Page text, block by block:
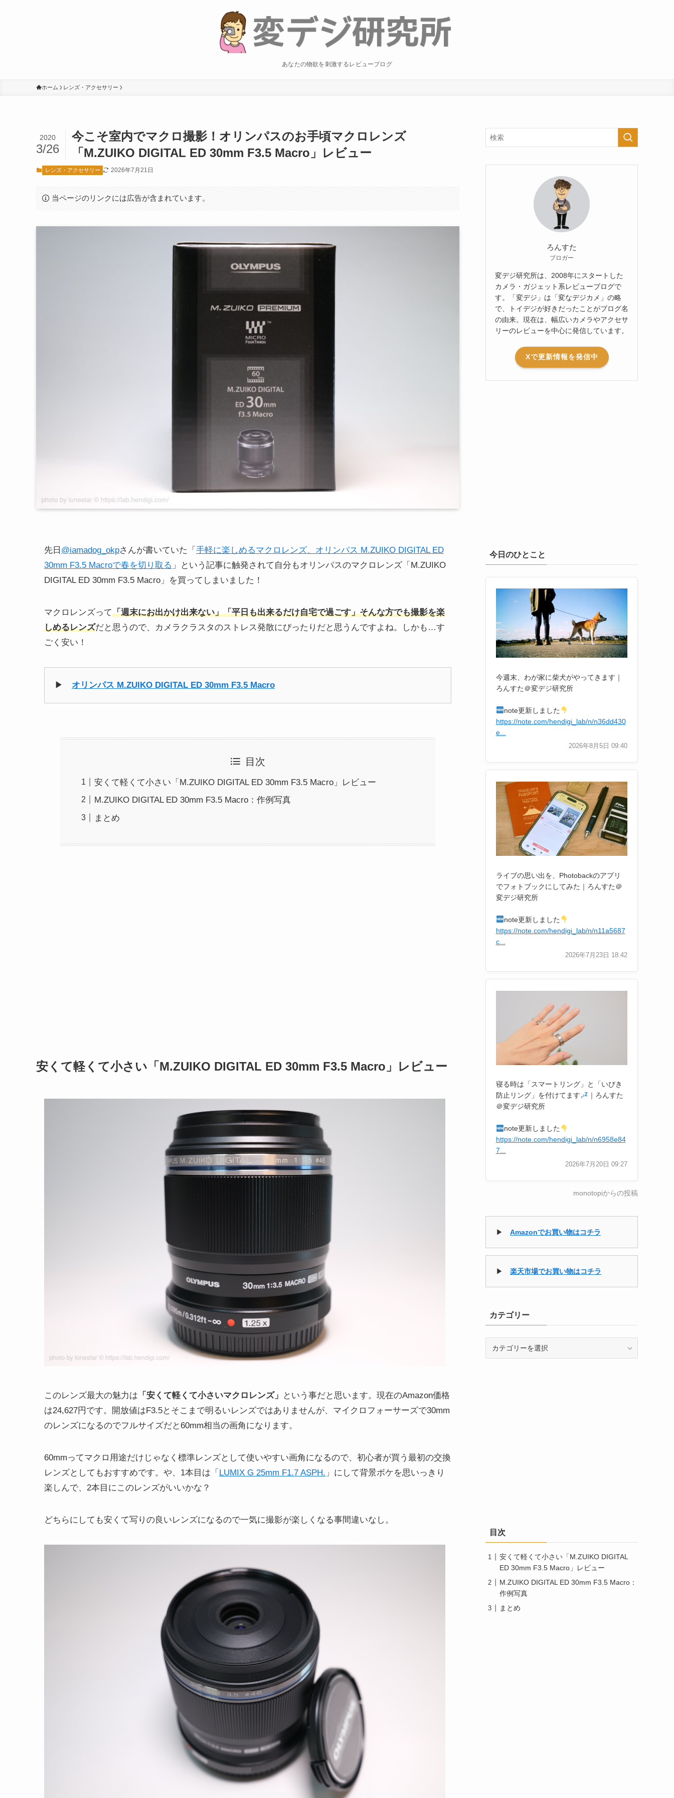
あなたの物欲を刺激するレビューブログ
ホーム レンズ・アクセサリー
今こそ室内でマクロ撮影！オリンパスのお手頃マクロレンズ
「M.ZUIKO DIGITAL ED 30mm F3.5 Macro」レビュー
2020
3/26
レンズ・アクセサリー 2026年7月21日
当ページのリンクには広告が含まれています。
先日 @iamadog_okpさんが書いていた「 手軽に楽しめるマクロレンズ、オリンパス M.ZUIKO DIGITAL ED
30mm F3.5 Macroで春を切り取る 」という記事に触発されて自分もオリンパスのマクロレンズ「M.ZUIKO
DIGITAL ED 30mm F3.5 Macro」を買ってしまいました！
マクロレンズって「週末にお出かけ出来ない」「平日も出来るだけ自宅で過ごす」そんな方でも撮影を楽
しめるレンズだと思うので、カメラクラスタのストレス発散にぴったりだと思うんですよね。しかも…す
ごく安い！
▶ オリンパス M.ZUIKO DIGITAL ED 30mm F3.5 Macro
目次
安くて軽くて小さい「M.ZUIKO DIGITAL ED 30mm F3.5 Macro」レビュー
M.ZUIKO DIGITAL ED 30mm F3.5 Macro：作例写真
まとめ
安くて軽くて小さい「M.ZUIKO DIGITAL ED 30mm F3.5 Macro」レビュー
このレンズ最大の魅力は 「安くて軽くて小さいマクロレンズ」
という事だと思います。現在のAmazon価格
は24,627円です。開放値はF3.5とそこまで明るいレンズではありませんが、マイクロフォーサーズで30mm
のレンズになるのでフルサイズだと60mm相当の画角になります。
60mmってマクロ用途だけじゃなく標準レンズとして使いやすい画角になるので、初心者が買う最初の交換
レンズとしてもおすすめです。や、1本目は「 LUMIX G 25mm F1.7 ASPH. 」にして背景ボケを思いっきり
楽しんで、2本目にこのレンズがいいかな？
どちらにしても安くて写りの良いレンズになるので一気に撮影が楽しくなる事間違いなし。
ろんすた
ブロガー
変デジ研究所は、2008年にスタートした
カメラ・ガジェット系レビューブログで
す。「変デジ」は「変なデジカメ」の略
で、トイデジが好きだったことがブログ名
の由来。現在は、幅広いカメラやアクセサ
リーのレビューを中心に発信しています。
Xで更新情報を発信中
今日のひとこと
今週末、わが家に柴犬がやってきます｜
ろんすた＠変デジ研究所
note更新しました
https://note.com/hendigi_lab/n/n36dd430
e...
2026年8月5日 09:40
ライブの思い出を、Photobackのアプリ
でフォトブックにしてみた｜ろんすた＠
変デジ研究所
note更新しました
https://note.com/hendigi_lab/n/n11a5687
c...
2026年7月23日 18:42
寝る時は「スマートリング」と「いびき
防止リング」を付けてます
｜ろんすた
＠変デジ研究所
note更新しました
https://note.com/hendigi_lab/n/n6958e84
7...
2026年7月20日 09:27
monotopiからの投稿
▶ Amazonでお買い物はコチラ
▶ 楽天市場でお買い物はコチラ
カテゴリー
目次
安くて軽くて小さい「M.ZUIKO DIGITAL
ED 30mm F3.5 Macro」レビュー
M.ZUIKO DIGITAL ED 30mm F3.5 Macro：
作例写真
まとめ